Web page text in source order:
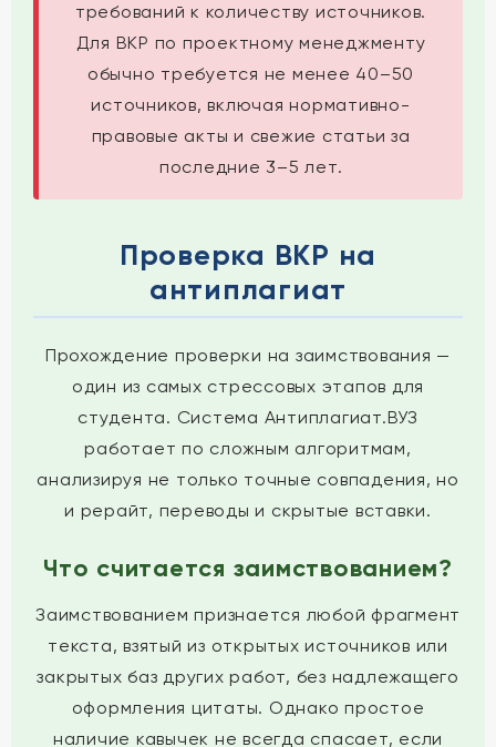
требований к количеству источников.
Для ВКР по проектному менеджменту
обычно требуется не менее 40–50
источников, включая нормативно-
правовые акты и свежие статьи за
последние 3–5 лет.
Проверка ВКР на
антиплагиат
Прохождение проверки на заимствования —
один из самых стрессовых этапов для
студента. Система Антиплагиат.ВУЗ
работает по сложным алгоритмам,
анализируя не только точные совпадения, но
и рерайт, переводы и скрытые вставки.
Что считается заимствованием?
Заимствованием признается любой фрагмент
текста, взятый из открытых источников или
закрытых баз других работ, без надлежащего
оформления цитаты. Однако простое
наличие кавычек не всегда спасает, если